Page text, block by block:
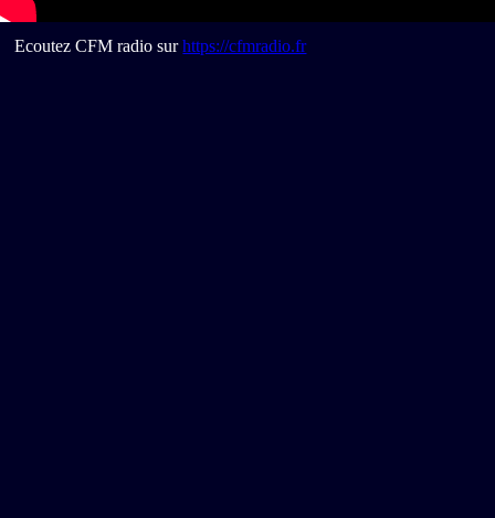
Ecoutez CFM radio surhttps://cfmradio.fr